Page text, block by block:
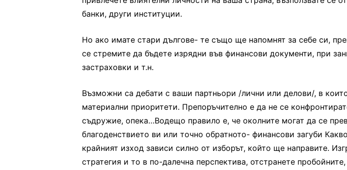
банки, други институции.
Но ако имате стари дългове- те също ще напомнят за себе си,
се стремите да бъдете изрядни във финансови документи, при
застраховки и т.н.
Възможни са дебати с ваши партньори /лични или делови/, в
материални приоритети. Препоръчително е да не се
съдружие, опека…Водещо правило е, че околните могат да се
благоденствието ви или точно обратното- финансови загуби
крайният изход зависи силно от изборът, който ще направите.
стратегия и то в по-далечна перспектива, отстранете